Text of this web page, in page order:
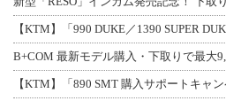
【KTM】「990 DUKE／1390 SUPER
【KTM】「890 SMT 購入サポートキャ